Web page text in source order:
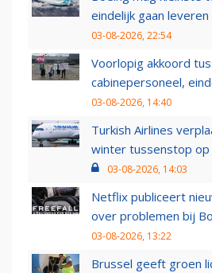
eindelijk gaan leveren
03-08-2026, 22:54
Voorlopig akkoord
cabinepersoneel,
03-08-2026, 14:40
Turkish Airlines
winter tussenstop op
03-08-2026, 14:03
Netflix publiceert
over problemen bij
03-08-2026, 13:22
Brussel geeft groen